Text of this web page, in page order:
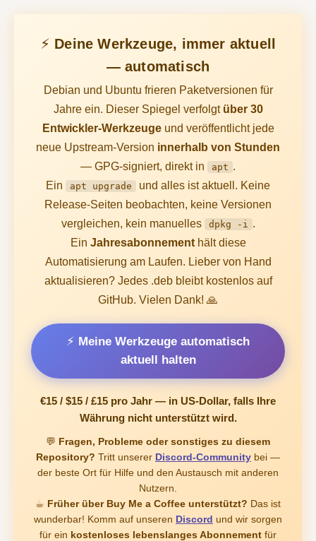
⚡ Deine Werkzeuge, immer aktuell
— automatisch
Debian und Ubuntu frieren Paketversionen für
Jahre ein. Dieser Spiegel verfolgt über 30
Entwickler-Werkzeugeund veröffentlicht jede
neue Upstream-Version innerhalb von Stunden
— GPG-signiert, direkt in
apt .
Ein
apt upgrade
und alles ist aktuell. Keine
Release-Seiten beobachten, keine Versionen
vergleichen, kein manuelles
dpkg -i .
Ein Jahresabonnementhält diese
Automatisierung am Laufen. Lieber von Hand
aktualisieren? Jedes .deb bleibt kostenlos auf
GitHub. Vielen Dank! 🙏
⚡ Meine Werkzeuge automatisch
aktuell halten
€15 / $15 / £15 pro Jahr — in US-Dollar, falls Ihre
Währung nicht unterstützt wird.
💬 Fragen, Probleme oder sonstiges zu diesem
Repository? Tritt unserer Discord-Community bei —
der beste Ort für Hilfe und den Austausch mit anderen
Nutzern.
☕ Früher über Buy Me a Coffee unterstützt? Das ist
wunderbar! Komm auf unseren Discord und wir sorgen
für ein kostenloses lebenslanges Abonnement für